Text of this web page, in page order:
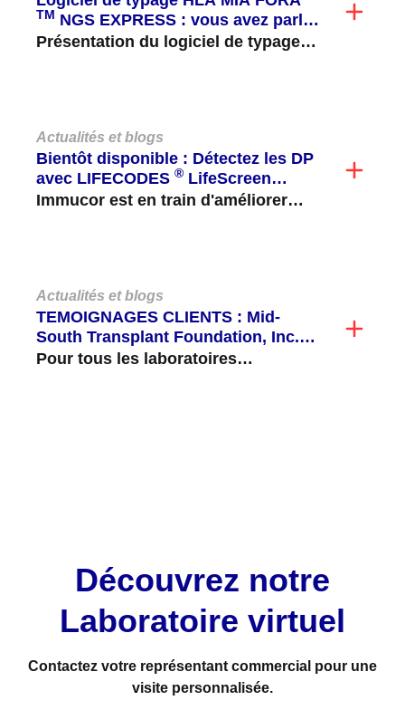
TM NGS EXPRESS : vous avez parlé,
nous vous avons écouté !
Présentation du logiciel de typage
Actualités et blogs
Bientôt disponible : Détectez les DP
avec LIFECODES ® LifeScreen
Deluxe !
Immucor est en train d'améliorer
Actualités et blogs
TEMOIGNAGES CLIENTS : Mid-
South Transplant Foundation, Inc.
Validation et mise en routine du C3d
Pour tous les laboratoires
Découvrez notre
Laboratoire virtuel
Contactez votre représentant commercial pour une
visite personnalisée.